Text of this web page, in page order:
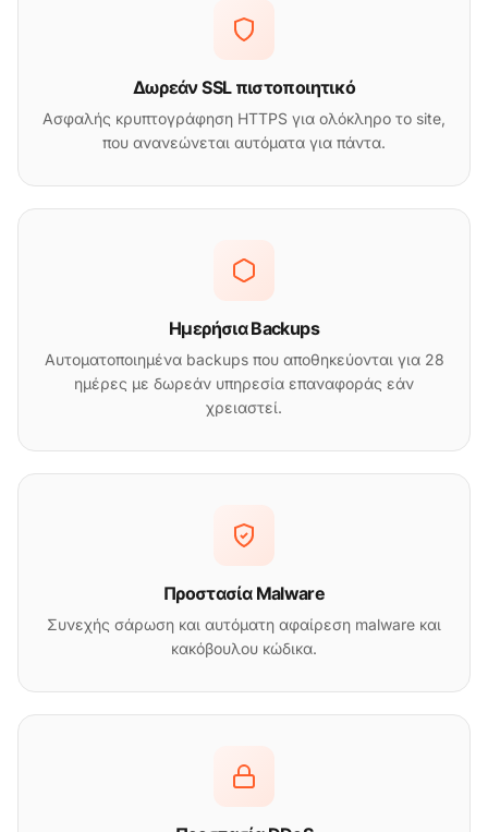
Δωρεάν SSL πιστοποιητικό
Ασφαλής κρυπτογράφηση HTTPS για ολόκληρο το site,
που ανανεώνεται αυτόματα για πάντα.
Ημερήσια Backups
Αυτοματοποιημένα backups που αποθηκεύονται για 28
ημέρες με δωρεάν υπηρεσία επαναφοράς εάν
χρειαστεί.
Προστασία Malware
Συνεχής σάρωση και αυτόματη αφαίρεση malware και
κακόβουλου κώδικα.